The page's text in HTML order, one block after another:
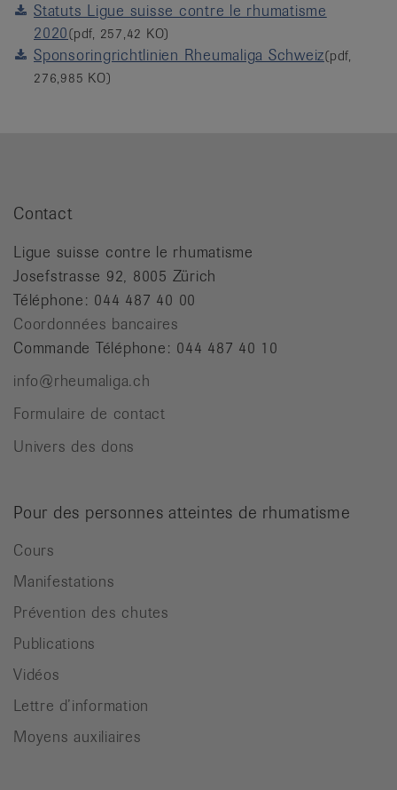
Statuts Ligue suisse contre le rhumatisme
2020(pdf, 257,42 KO)
Sponsoringrichtlinien Rheumaliga Schweiz(pdf,
276,985 KO)
Contact
Ligue suisse contre le rhumatisme
Josefstrasse 92, 8005 Zürich
Téléphone: 044 487 40 00
Coordonnées bancaires
Commande Téléphone: 044 487 40 10
info@rheumaliga.ch
Formulaire de contact
Univers des dons
Pour des personnes atteintes de rhumatisme
Cours
Manifestations
Prévention des chutes
Publications
Vidéos
Lettre d’information
Moyens auxiliaires